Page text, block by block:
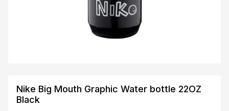
Nike Big Mouth Graphic Water bottle 22OZ
Black